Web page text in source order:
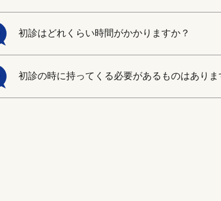
初診はどれくらい時間がかかりますか？
初診の時に持ってくる必要があるものはありま